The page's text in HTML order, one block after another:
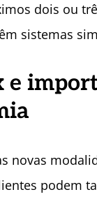
dois ou
sistemas
e
podem